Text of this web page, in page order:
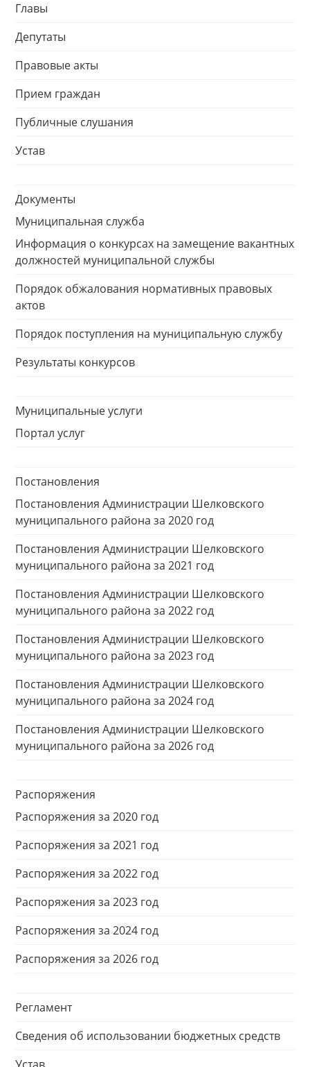
Главы
Депутаты
Правовые акты
Прием граждан
Публичные слушания
Устав
Документы
Муниципальная служба
Информация о конкурсах на замещение вакантных
должностей муниципальной службы
Порядок обжалования нормативных правовых
актов
Порядок поступления на муниципальную службу
Результаты конкурсов
Муниципальные услуги
Портал услуг
Постановления
Постановления Администрации Шелковского
муниципального района за 2020 год
Постановления Администрации Шелковского
муниципального района за 2021 год
Постановления Администрации Шелковского
муниципального района за 2022 год
Постановления Администрации Шелковского
муниципального района за 2023 год
Постановления Администрации Шелковского
муниципального района за 2024 год
Постановления Администрации Шелковского
муниципального района за 2026 год
Распоряжения
Распоряжения за 2020 год
Распоряжения за 2021 год
Распоряжения за 2022 год
Распоряжения за 2023 год
Распоряжения за 2024 год
Распоряжения за 2026 год
Регламент
Сведения об использовании бюджетных средств